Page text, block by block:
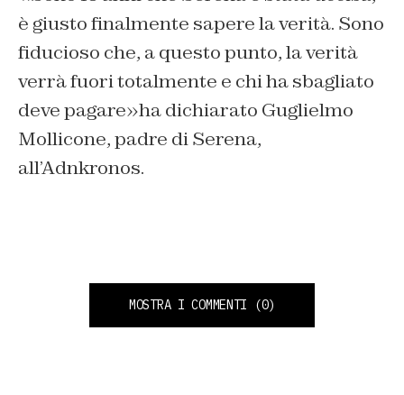
è giusto finalmente sapere la verità. Sono
fiducioso che, a questo punto, la verità
verrà fuori totalmente e chi ha sbagliato
deve pagare»ha dichiarato Guglielmo
Mollicone, padre di Serena,
all’Adnkronos.
MOSTRA I COMMENTI (0)